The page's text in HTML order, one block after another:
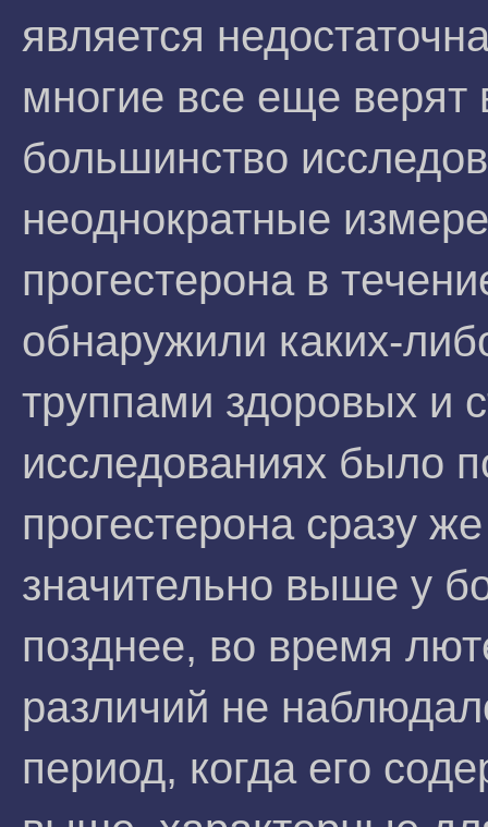
является
многие все еще
большинство
неоднократные
прогестерона в
обнаружили каких-
труппами здоровых
исследованиях было
прогестерона сразу
значительно выше у
позднее, во время
различий не
период, когда его